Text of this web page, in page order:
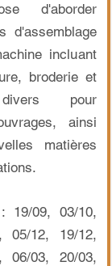
d'aborder
d'assemblage
incluant
broderie et
divers pour
ainsi
matières
09, 03/10,
05/12, 19/12,
06/03, 20/03,